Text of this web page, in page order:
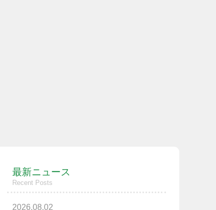
最新ニュース
Recent Posts
2026.08.02